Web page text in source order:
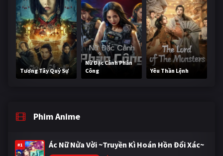
Tương Tây Quỷ Sự
Nữ Đặc Cảnh Phản
Công
Yêu Thần Lệnh
Phim Anime
#1 Ác Nữ Nửa Vời ~Truyền Kì Hoán Hồn Đổi Xác~